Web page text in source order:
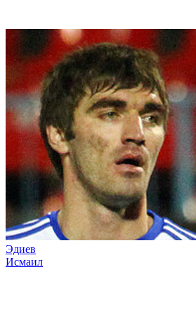
Эдиев
Исмаил